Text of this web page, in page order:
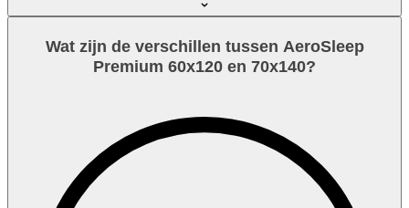
Wat zijn de verschillen tussen AeroSleep
Premium 60x120 en 70x140?